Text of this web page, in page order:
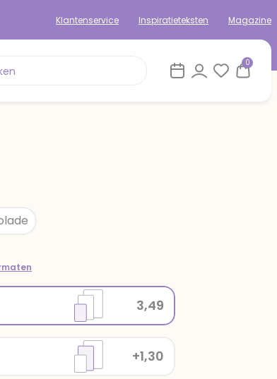
Klantenservice Inspiratieteksten Magazine
0
+1,30
3,49